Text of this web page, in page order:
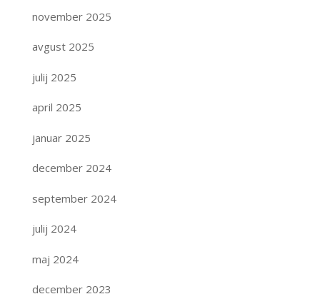
november 2025
avgust 2025
julij 2025
april 2025
januar 2025
december 2024
september 2024
julij 2024
maj 2024
december 2023